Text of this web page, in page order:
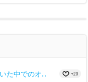
た中でのオ... +20